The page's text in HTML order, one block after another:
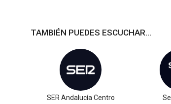
TAMBIÉN PUEDES ESCUCHAR...
SER Andalucía Centro